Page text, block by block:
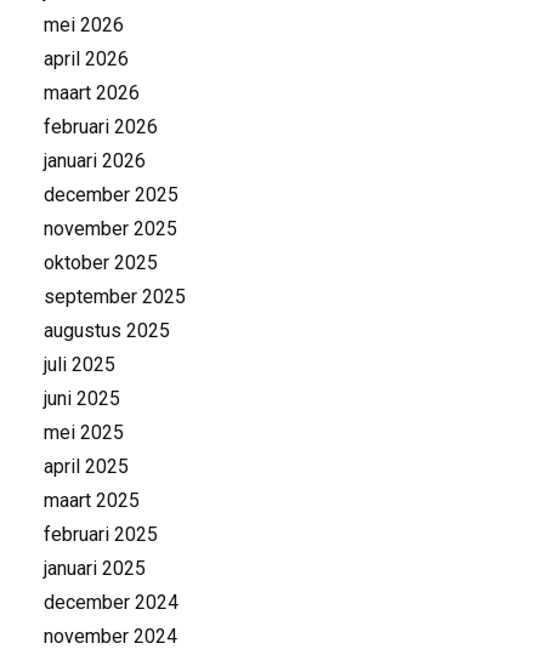
mei 2026
april 2026
maart 2026
februari 2026
januari 2026
december 2025
november 2025
oktober 2025
september 2025
augustus 2025
juli 2025
juni 2025
mei 2025
april 2025
maart 2025
februari 2025
januari 2025
december 2024
november 2024